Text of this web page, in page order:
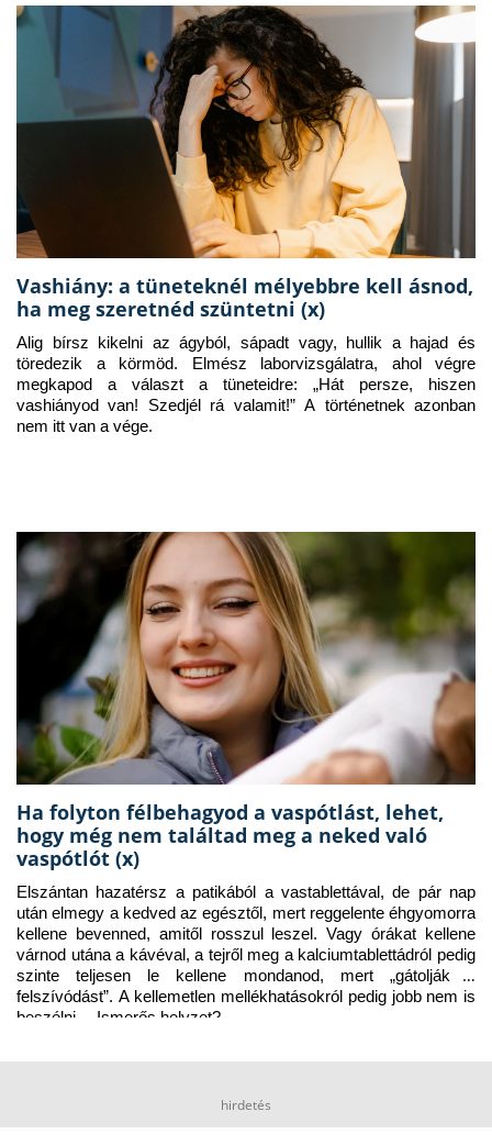
Vashiány: a tüneteknél mélyebbre kell ásnod,
ha meg szeretnéd szüntetni (x)
Alig bírsz kikelni az ágyból, sápadt vagy, hullik a hajad és
töredezik a körmöd. Elmész laborvizsgálatra, ahol végre
megkapod a választ a tüneteidre: „Hát persze, hiszen
vashiányod van! Szedjél rá valamit!” A történetnek azonban
nem itt van a vége.
Ha folyton félbehagyod a vaspótlást, lehet,
hogy még nem találtad meg a neked való
vaspótlót (x)
Elszántan hazatérsz a patikából a vastablettával, de pár nap
után elmegy a kedved az egésztől, mert reggelente éhgyomorra
kellene bevenned, amitől rosszul leszel. Vagy órákat kellene
várnod utána a kávéval, a tejről meg a kalciumtablettádról pedig
szinte teljesen le kellene mondanod, mert „gátolják a
felszívódást”. A kellemetlen mellékhatásokról pedig jobb nem is
beszélni… Ismerős helyzet?
hirdetés